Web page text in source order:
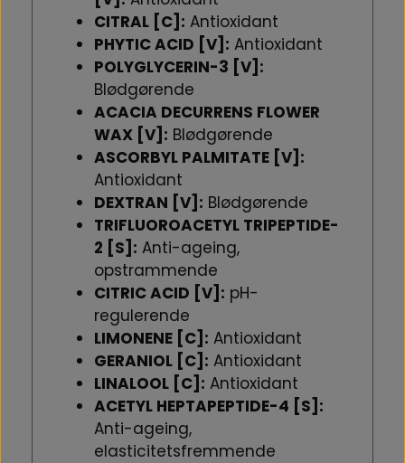
CITRAL [C]: Antioxidant
PHYTIC ACID [V]: Antioxidant
POLYGLYCERIN-3 [V]:
Blødgørende
ACACIA DECURRENS FLOWER
WAX [V]: Blødgørende
ASCORBYL PALMITATE [V]:
Antioxidant
DEXTRAN [V]: Blødgørende
TRIFLUOROACETYL TRIPEPTIDE-
2 [S]: Anti-ageing,
opstrammende
CITRIC ACID [V]: pH-
regulerende
LIMONENE [C]: Antioxidant
GERANIOL [C]: Antioxidant
LINALOOL [C]: Antioxidant
ACETYL HEPTAPEPTIDE-4 [S]:
Anti-ageing,
elasticitetsfremmende